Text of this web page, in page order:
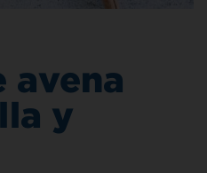
avena
y